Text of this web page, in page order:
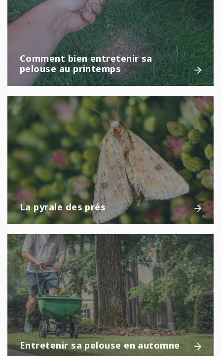
Comment bien entretenir sa
pelouse au printemps
La pyrale des prés
Entretenir sa pelouse en automne